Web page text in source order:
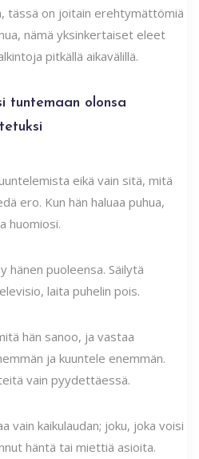
tässä on joitain erehtymättömiä
nämä yksinkertaiset eleet
pitkällä aikavälillä.
tuntemaan olonsa
eikä vain sitä, mitä
ero. Kun hän haluaa puhua,
huomiosi.
hänen puoleensa. Säilytä
laita puhelin pois.
hän sanoo, ja vastaa
ja kuuntele enemmän.
vain pyydettäessä.
vain kaikulaudan; joku, joka voisi
häntä tai miettiä asioita.